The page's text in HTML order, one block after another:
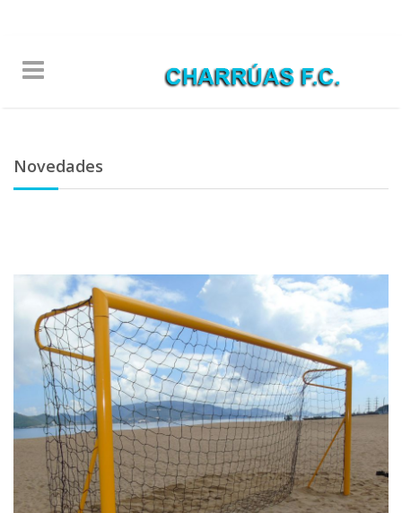
Warning /www/charruasmaldonadofc.com/htdocs/header.php
Novedades